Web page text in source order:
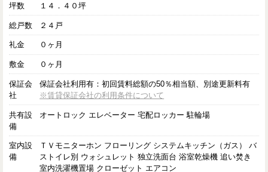
坪数 １４．４０坪
総戸数 ２４戸
礼金 ０ヶ月
敷金 ０ヶ月
保証会
社
保証会社利用有：初回賃料総額の50％相当額、別途更新料有
※賃貸保証会社の利用条件について
共有設
備
オートロック エレベーター 宅配ロッカー 駐輪場
室内設
備
ＴＶモニターホン フローリング システムキッチン（ガス） バ
ストイレ別 ウォシュレット 独立洗面台 浴室乾燥機 追い焚き
室内洗濯機置場 クローゼット エアコン